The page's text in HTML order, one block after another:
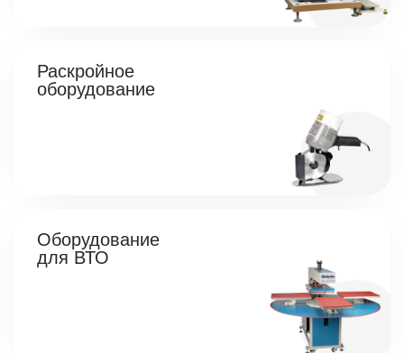
Раскройное
оборудование
Оборудование
для ВТО